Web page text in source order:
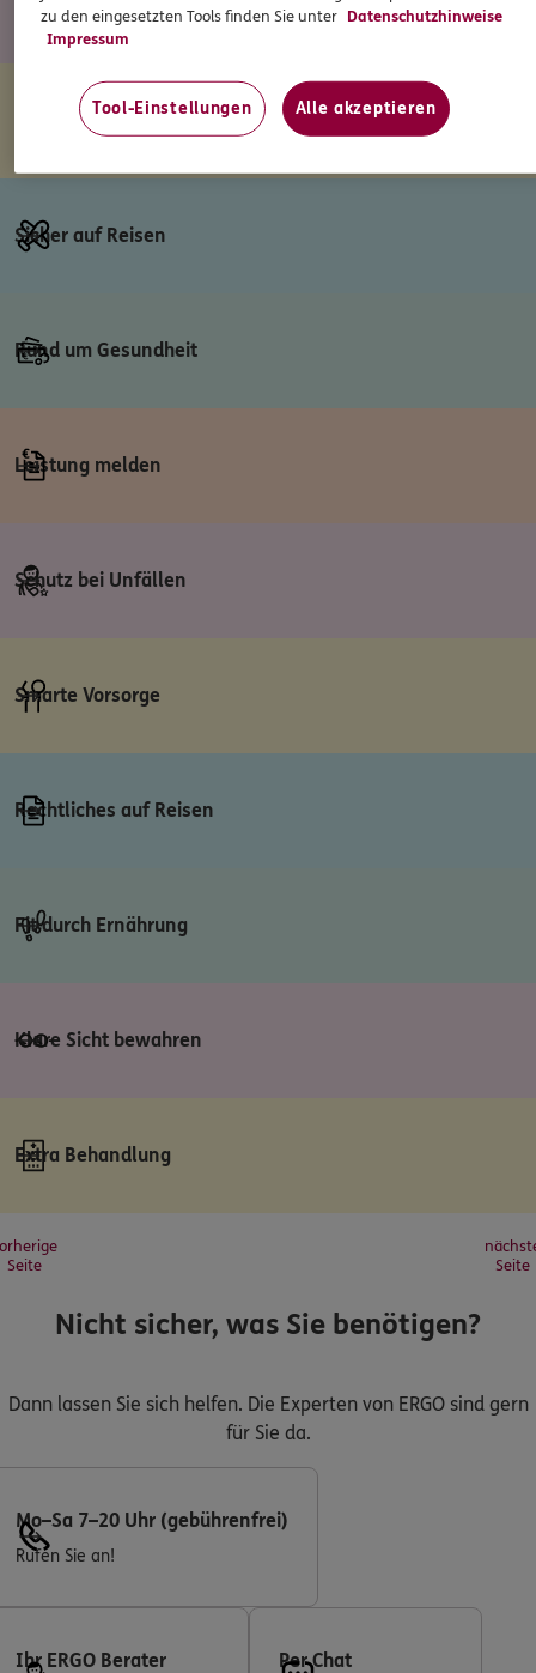
Klare Sicht bewahren
Extra Behandlung
Sicher auf Reisen
Rund um Gesundheit
Leistung melden
Schutz bei Unfällen
Smarte Vorsorge
Rechtliches auf Reisen
Fit durch Ernährung
Klare Sicht bewahren
Extra Behandlung
Seite
Seite
Nicht sicher, was Sie benötigen?
Dann lassen Sie sich helfen. Die Experten von ERGO sind gern
für Sie da.
Mo–Sa 7–20 Uhr (gebührenfrei)
Rufen Sie an!
Ihr ERGO Berater Per Chat
zu den eingesetzten Tools finden Sie unter Datenschutzhinweise
Impressum
Tool-Einstellungen Alle akzeptieren